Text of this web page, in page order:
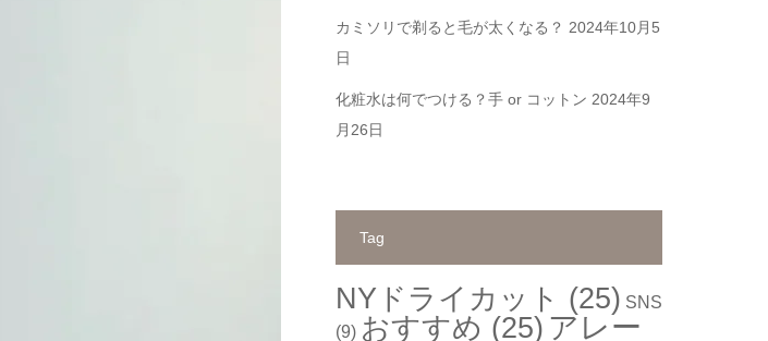
カミソリで剃ると毛が太くなる？ 2024年10月5
日
化粧水は何でつける？手 or コットン 2024年9
月26日
Tag
NYドライカット (25) SNS
(9) おすすめ (25) アレー